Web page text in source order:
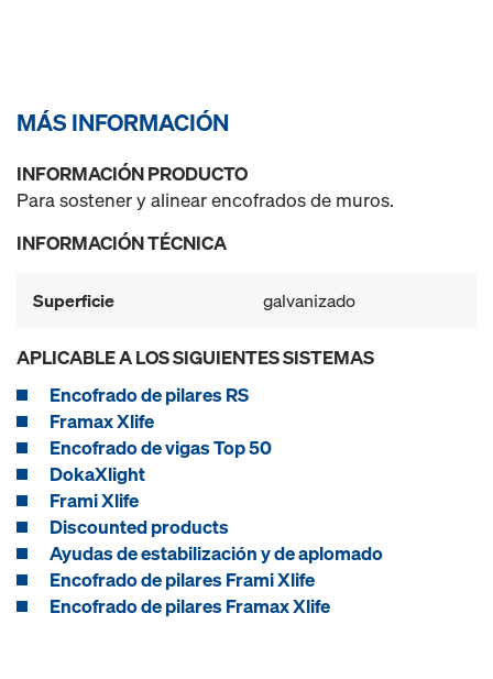
MÁS INFORMACIÓN
INFORMACIÓN PRODUCTO
Para sostener y alinear encofrados de muros.
INFORMACIÓN TÉCNICA
Superficie galvanizado
APLICABLE A LOS SIGUIENTES SISTEMAS
Encofrado de pilares RS
Framax Xlife
Encofrado de vigas Top 50
DokaXlight
Frami Xlife
Discounted products
Ayudas de estabilización y de aplomado
Encofrado de pilares Frami Xlife
Encofrado de pilares Framax Xlife